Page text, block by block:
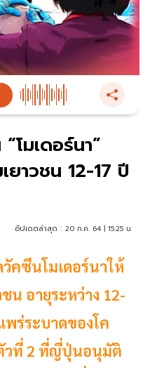
มเดอร์นา”
ยาวชน 12-17 ปี
อัปเดตล่าสุด : 20 ก.ค. 64 | 15:25 น.
คซีนโมเดอร์นาให้
น อายุระหว่าง 12-
พร่ระบาดของโค
วที่ 2 ที่ญี่ปุ่นอนุมัติ